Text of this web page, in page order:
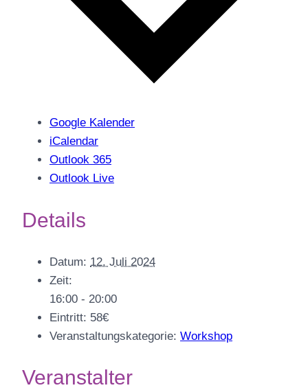
Google Kalender
iCalendar
Outlook 365
Outlook Live
Details
Datum: 12. Juli 2024
Zeit:
16:00 - 20:00
Eintritt: 58€
Veranstaltungskategorie: Workshop
Veranstalter